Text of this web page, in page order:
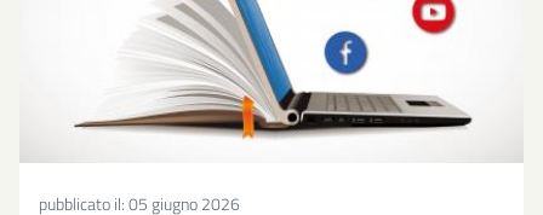
pubblicato il:05 giugno 2026